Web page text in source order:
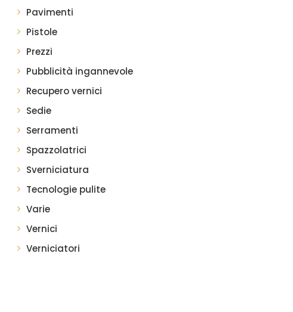
Pavimenti
Pistole
Prezzi
Pubblicità ingannevole
Recupero vernici
Sedie
Serramenti
Spazzolatrici
Sverniciatura
Tecnologie pulite
Varie
Vernici
Verniciatori